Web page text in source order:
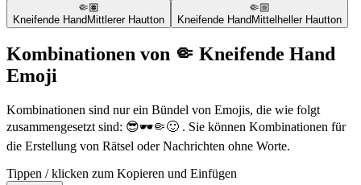
🤏🏽
Kneifende HandMittlerer Hautton
🤏🏼
Kneifende HandMittelheller Hautton
Kombinationen von 🤏 Kneifende Hand
Emoji
Kombinationen sind nur ein Bündel von Emojis, die wie folgt
zusammengesetzt sind: 😎🕶️🤏🙂 . Sie können Kombinationen für
die Erstellung von Rätsel oder Nachrichten ohne Worte.
Tippen / klicken zum Kopieren und Einfügen